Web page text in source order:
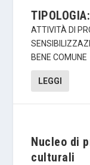
TIPOLOGIA:
ATTIVITÀ DI
BENE COMUNE
LEGGI
Nucleo di
culturali